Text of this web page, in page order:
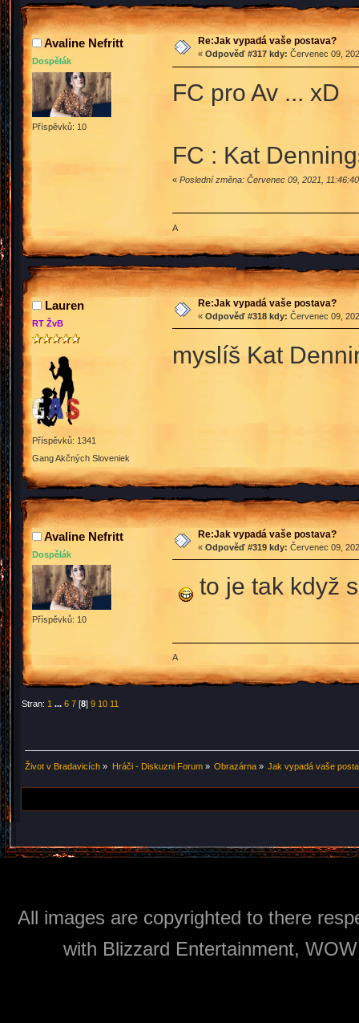
Avaline Nefritt
Dospělák
Příspěvků: 10
Re:Jak vypadá vaše postava?
« Odpověď #317 kdy: Červenec 09,
FC pro Av ... xD
FC : Kat
« Poslední změna: Červenec 09, 2021,
A
Lauren
RT ŽvB
Příspěvků: 1341
Gang Akčných Sloveniek
Re:Jak vypadá vaše postava?
« Odpověď #318 kdy: Červenec 09,
myslíš Kat
Avaline Nefritt
Dospělák
Příspěvků: 10
Re:Jak vypadá vaše postava?
« Odpověď #319 kdy: Červenec 09,
to je tak když
A
Stran: 1 ...6 7 [8]9 10 11
Život v Bradavicích » Hráči - Diskuzni Forum» Obrazárna» Jak vypadá vaše
All images are copyrighted to there
with Blizzard Entertainment,